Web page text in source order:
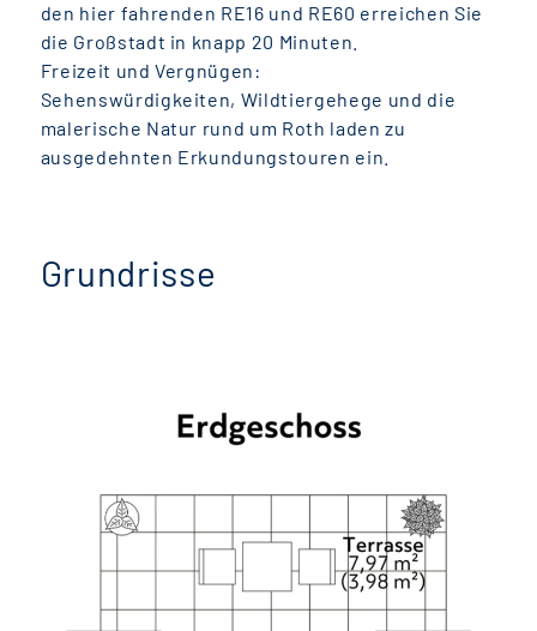
den hier fahrenden RE16 und RE60 erreichen Sie
die Großstadt in knapp 20 Minuten.
Freizeit und Vergnügen:
Sehenswürdigkeiten, Wildtiergehege und die
malerische Natur rund um Roth laden zu
ausgedehnten Erkundungstouren ein.
Grundrisse